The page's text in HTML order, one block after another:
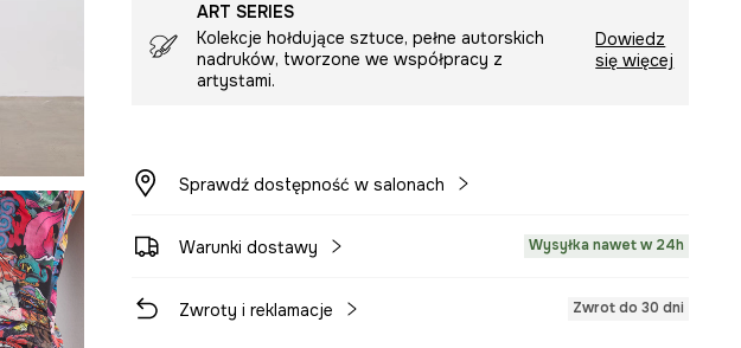
ART SERIES
Kolekcje hołdujące sztuce, pełne autorskich
nadruków, tworzone we współpracy z
artystami.
Dowiedz
się więcej
Sprawdź dostępność w salonach
Warunki dostawy Wysyłka nawet w 24h
Zwroty i reklamacje Zwrot do 30 dni